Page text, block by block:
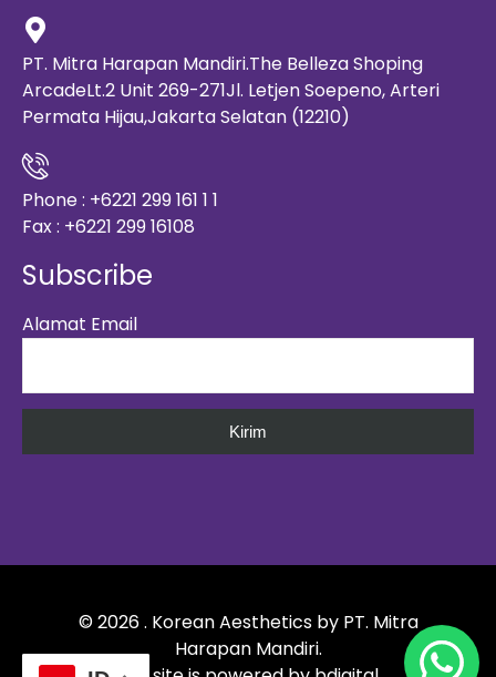
PT. Mitra Harapan Mandiri.The Belleza Shoping
ArcadeLt.2 Unit 269-271Jl. Letjen Soepeno, Arteri
Permata Hijau,Jakarta Selatan (12210)
Phone : +6221 299 161 1 1
Fax : +6221 299 16108
Subscribe
Alamat Email
©2026. Korean Aesthetics by PT. Mitra
Harapan Mandiri.